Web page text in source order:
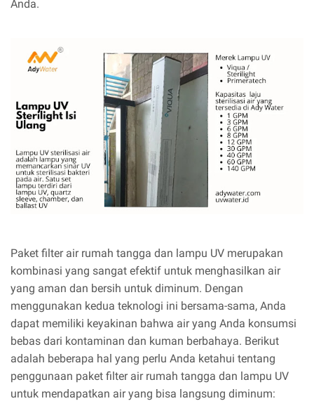
Anda.
Paket filter air rumah tangga dan lampu UV merupakan
kombinasi yang sangat efektif untuk menghasilkan air
yang aman dan bersih untuk diminum. Dengan
menggunakan kedua teknologi ini bersama-sama, Anda
dapat memiliki keyakinan bahwa air yang Anda konsumsi
bebas dari kontaminan dan kuman berbahaya. Berikut
adalah beberapa hal yang perlu Anda ketahui tentang
penggunaan paket filter air rumah tangga dan lampu UV
untuk mendapatkan air yang bisa langsung diminum: